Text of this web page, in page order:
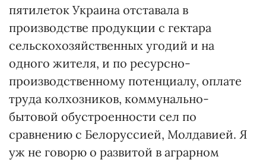
пятилеток Украина отставала в
производстве продукции с гектара
сельскохозяйственных угодий и на
одного жителя, и по ресурсно-
производственному потенциалу, оплате
труда колхозников, коммунально-
бытовой обустроенности сел по
сравнению с Белоруссией, Молдавией. Я
уж не говорю о развитой в аграрном